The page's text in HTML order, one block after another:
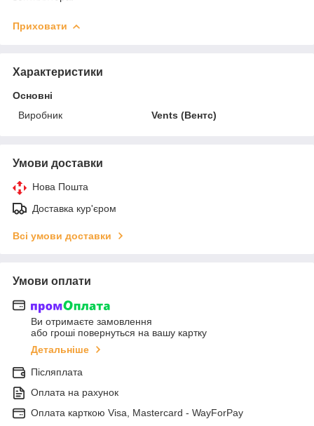
Приховати
Характеристики
Основні
Виробник
Vents (Вентс)
Умови доставки
Нова Пошта
Доставка кур'єром
Всі умови доставки
Умови оплати
Ви отримаєте замовлення
або гроші повернуться на вашу картку
Детальніше
Післяплата
Оплата на рахунок
Оплата карткою Visa, Mastercard - WayForPay